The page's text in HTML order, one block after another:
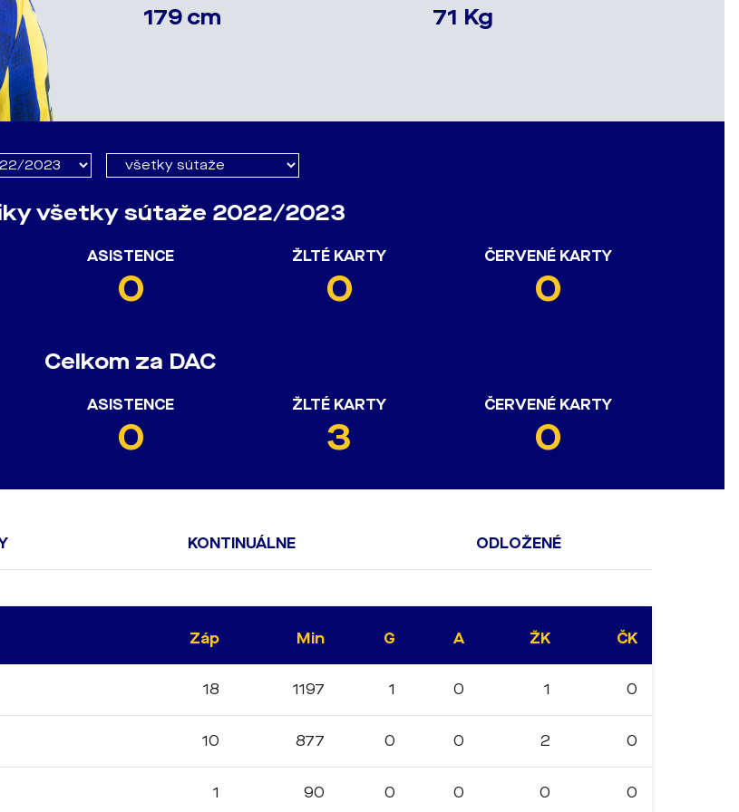
179 cm 71 Kg
všetky sútaže 2022/2023
ASISTENCE
0
ŽLTÉ KARTY
0
ČERVENÉ KARTY
0
Celkom za DAC
ASISTENCE
0
ŽLTÉ KARTY
3
ČERVENÉ KARTY
0
KONTINUÁLNE ODLOŽENÉ
Záp Min G A ŽK ČK
18 1197 1 0 1 0
10 877 0 0 2 0
1 90 0 0 0 0